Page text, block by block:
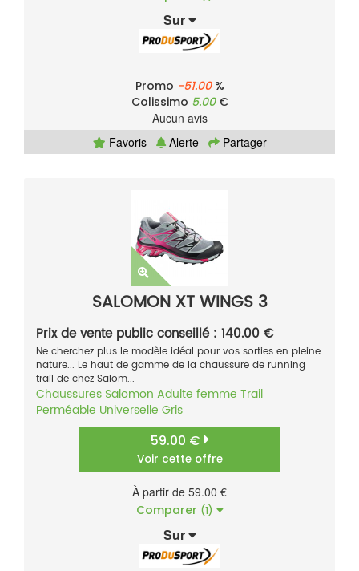
Sur
Promo -51.00%
Colissimo 5.00€
Aucun avis
Favoris
Alerte Partager
SALOMON XT WINGS 3
Prix de vente public conseillé : 140.00 €
Ne cherchez plus le modèle idéal pour vos sorties en pleine
nature... Le haut de gamme de la chaussure de running
trail de chez Salom...
Chaussures Salomon Adulte femme Trail
Perméable Universelle Gris
59.00 €
Voir cette offre
À partir de 59.00 €
Comparer (1)
Sur